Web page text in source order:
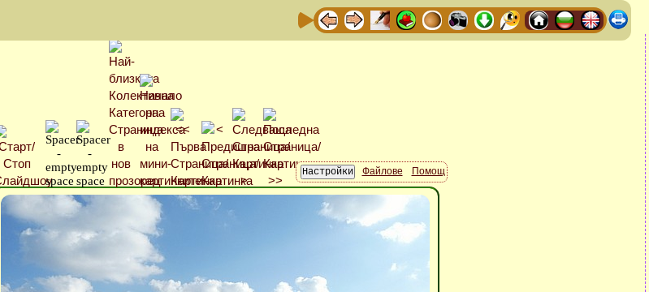
Файлове Помощ